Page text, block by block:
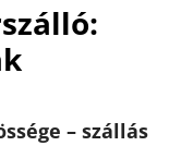
– szállás